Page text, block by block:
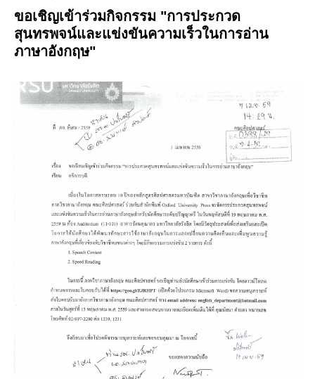
ขอเชิญเข้าร่วมกิจกรรม "การประกวด
สุนทรพจน์และแข่งขันความเร็วในการอ่าน
ภาษาอังกฤษ"